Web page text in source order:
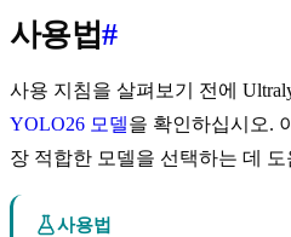
사용법#
사용 지침을 살펴보기 전에
YOLO26 모델을 확인하십시오.
장 적합한 모델을 선택하는 데
사용법